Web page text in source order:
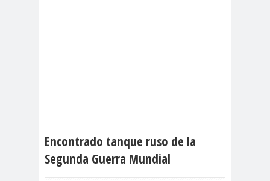
Encontrado tanque ruso de la
Segunda Guerra Mundial